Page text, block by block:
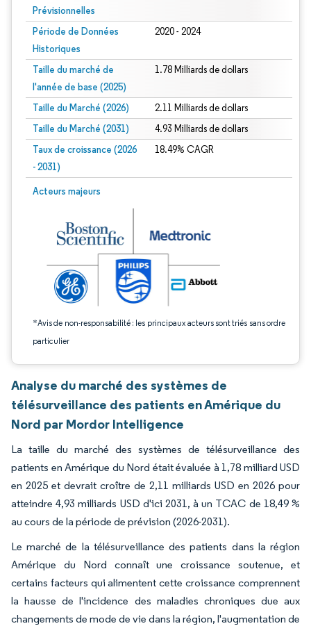
Prévisionnelles
Période de Données
Historiques
2020 - 2024
Taille du marché de
l'année de base (2025)
1.78 Milliards de dollars
Taille du Marché (2026) 2.11 Milliards de dollars
Taille du Marché (2031) 4.93 Milliards de dollars
Taux de croissance (2026
- 2031)
18.49% CAGR
Acteurs majeurs
*Avis de non-responsabilité : les principaux acteurs sont triés sans ordre
particulier
Image © Mordor Intelligence. La réutilisation nécessite une attribution sous CC
Analyse du marché des systèmes de
télésurveillance des patients en Amérique du
Nord par Mordor Intelligence
La taille du marché des systèmes de télésurveillance des
patients en Amérique du Nord était évaluée à 1,78 milliard USD
en 2025 et devrait croître de 2,11 milliards USD en 2026 pour
atteindre 4,93 milliards USD d'ici 2031, à un TCAC de 18,49 %
au cours de la période de prévision (2026-2031).
Le marché de la télésurveillance des patients dans la région
Amérique du Nord connaît une croissance soutenue, et
certains facteurs qui alimentent cette croissance comprennent
la hausse de l'incidence des maladies chroniques due aux
changements de mode de vie dans la région, l'augmentation de